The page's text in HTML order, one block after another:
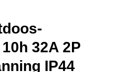
32A 2P
IP44